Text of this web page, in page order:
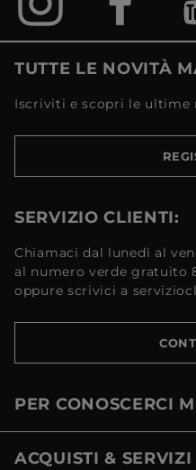
TUTTE LE NOVITÀ
Iscriviti e scopri le ultime
SERVIZIO CLIENTI:
Chiamaci dal lunedì al
al numero verde gratuito
oppure scrivici a
PER CONOSCERCI
ACQUISTI & SERVIZI